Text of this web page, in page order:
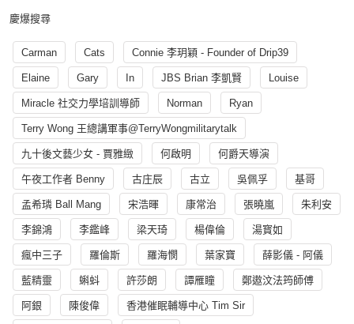
慶爆搜尋
Carman Cats Connie 李玥穎 - Founder of Drip39
Elaine Gary In JBS Brian 李凱賢 Louise
Miracle 社交力學培訓導師 Norman Ryan
Terry Wong 王總講軍事@TerryWongmilitarytalk
九十後文藝少女 - 賈雅緻 何啟明 何爵天導演
午夜工作者 Benny 古庄辰 古立 吳佩孚 基哥
孟希璘 Ball Mang 宋浩暉 康常治 張曉嵐 朱利安
李錦鴻 李鑑峰 梁天琦 楊偉倫 湯寳如
瘋中三子 羅倫斯 羅海憫 葉家寶 薛影儀 - 阿儀
藍精靈 蝌蚪 許莎朗 譚雁瞳 鄭遨汶法筠師傅
阿銀 陳俊偉 香港催眠輔導中心 Tim Sir